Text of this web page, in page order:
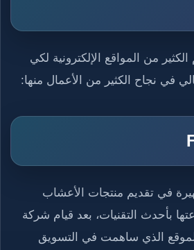
من المواقع الإلكترونية لكي
في نجاح الكثير من الأعمال منها:
في تقديم منتجات الأعشاب
بأحدث التقنيات، بعد قيام شركة
الذي ساهمت في التسويق